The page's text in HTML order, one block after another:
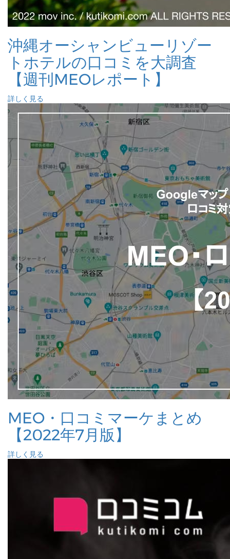
沖縄オーシャンビューリゾー
トホテルの口コミを大調査
【週刊MEOレポート】
詳しく見る
MEO・口コミマーケまとめ
【2022年7月版】
詳しく見る